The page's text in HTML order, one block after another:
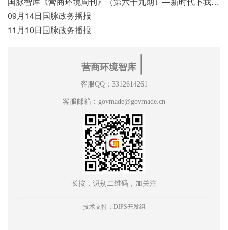
09月14日国脉政务播报
11月10日国脉政务播报
营商环境智库
客服QQ：3312614261
客服邮箱：govmade@govmade.cn
长按，识别二维码，加关注
技术支持：DIPS开发组